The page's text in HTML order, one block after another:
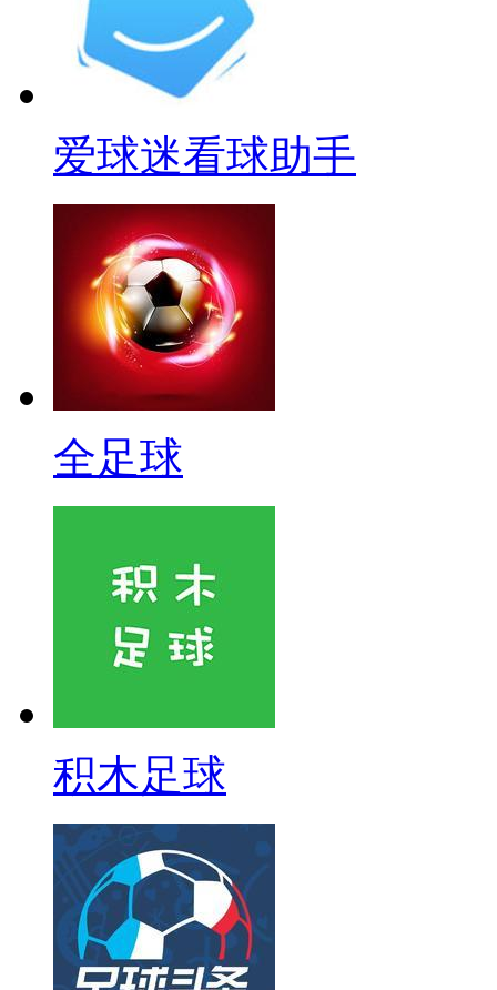
爱球迷看球助手
全足球
积木足球